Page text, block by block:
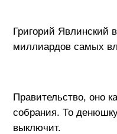
Григорий Явлинский
миллиардов самых
Правительство, оно
собрания. То
выключит.